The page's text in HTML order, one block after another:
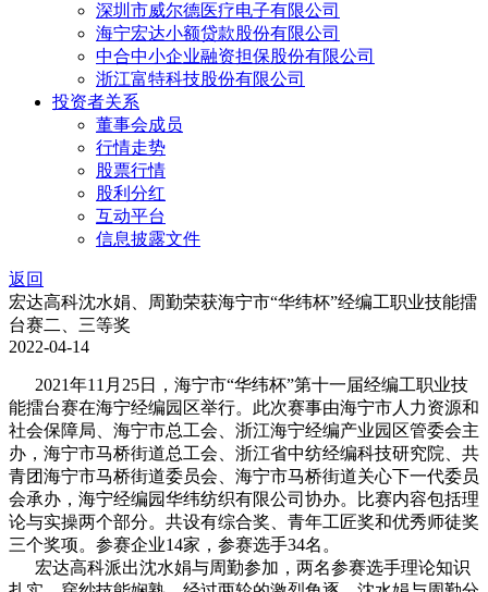
深圳市威尔德医疗电子有限公司
海宁宏达小额贷款股份有限公司
中合中小企业融资担保股份有限公司
浙江富特科技股份有限公司
投资者关系
董事会成员
行情走势
股票行情
股利分红
互动平台
信息披露文件
返回
宏达高科沈水娟、周勤荣获海宁市“华纬杯”经编工职业技能擂
台赛二、三等奖
2022-04-14
2021年11月25日，海宁市“华纬杯”第十一届经编工职业技
能擂台赛在海宁经编园区举行。此次赛事由海宁市人力资源和
社会保障局、海宁市总工会、浙江海宁经编产业园区管委会主
办，海宁市马桥街道总工会、浙江省中纺经编科技研究院、共
青团海宁市马桥街道委员会、海宁市马桥街道关心下一代委员
会承办，海宁经编园华纬纺织有限公司协办。比赛内容包括理
论与实操两个部分。共设有综合奖、青年工匠奖和优秀师徒奖
三个奖项。参赛企业14家，参赛选手34名。
宏达高科派出沈水娟与周勤参加，两名参赛选手理论知识